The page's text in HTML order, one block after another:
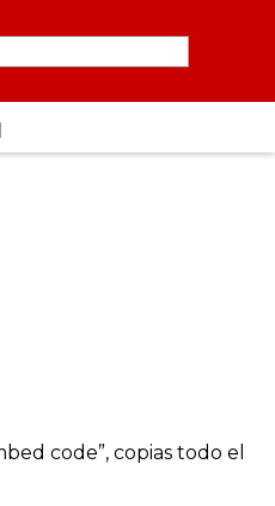
code”, copias todo el